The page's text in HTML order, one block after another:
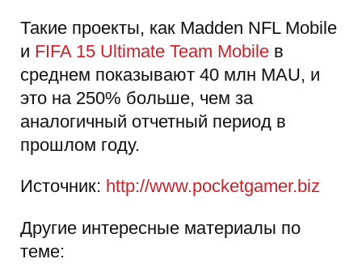
Такие проекты, как Madden NFL Mobile
и FIFA 15 Ultimate Team Mobile в
среднем показывают 40 млн MAU, и
это на 250% больше, чем за
аналогичный отчетный период в
прошлом году.
Источник: http://www.pocketgamer.biz
Другие интересные материалы по
теме: